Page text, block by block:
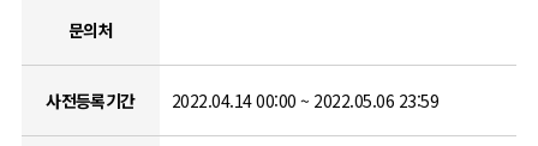
문의처
사전등록기간 2022.04.14 00:00 ~ 2022.05.06 23:59